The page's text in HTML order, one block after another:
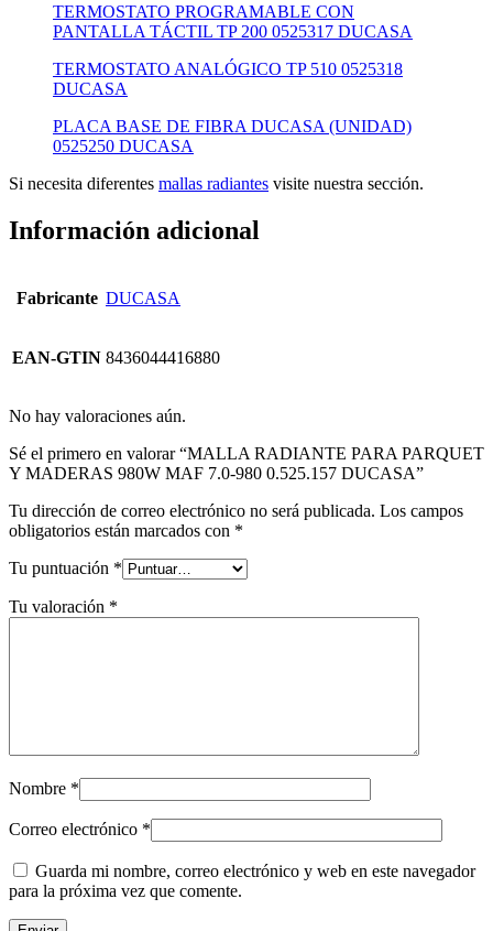
TERMOSTATO PROGRAMABLE CON
PANTALLA TÁCTIL TP 200 0525317 DUCASA
TERMOSTATO ANALÓGICO TP 510 0525318
DUCASA
PLACA BASE DE FIBRA DUCASA (UNIDAD)
0525250 DUCASA
Si necesita diferentes mallas radiantes visite nuestra sección.
Información adicional
Fabricante DUCASA
EAN-GTIN 8436044416880
No hay valoraciones aún.
Sé el primero en valorar “MALLA RADIANTE PARA PARQUET
Y MADERAS 980W MAF 7.0-980 0.525.157 DUCASA”
Tu dirección de correo electrónico no será publicada. Los campos
obligatorios están marcados con *
Tu puntuación *
Tu valoración *
Nombre *
Correo electrónico *
Guarda mi nombre, correo electrónico y web en este navegador
para la próxima vez que comente.